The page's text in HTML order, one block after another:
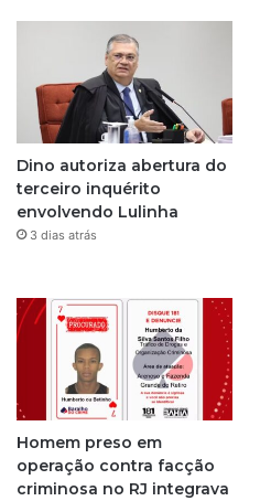
Dino autoriza abertura do
terceiro inquérito
envolvendo Lulinha
3 dias atrás
Homem preso em
operação contra facção
criminosa no RJ integrava